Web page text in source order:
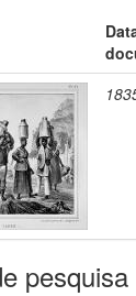
pesquisa